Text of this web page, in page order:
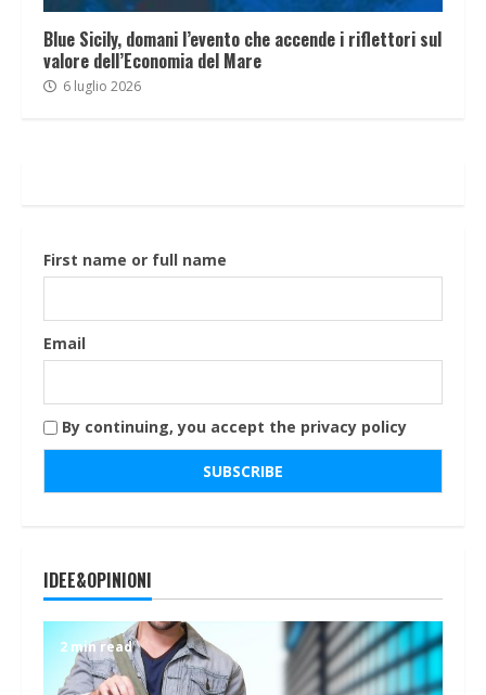
Blue Sicily, domani l’evento che accende i riflettori sul
valore dell’Economia del Mare
6 luglio 2026
First name or full name
Email
By continuing, you accept the privacy policy
IDEE&OPINIONI
2 min read